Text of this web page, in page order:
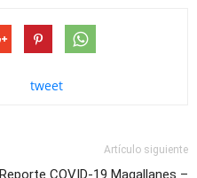
tweet
Artículo siguiente